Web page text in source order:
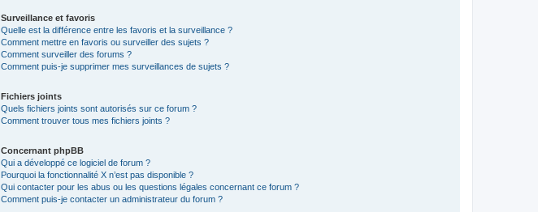
Surveillance et favoris
Quelle est la différence entre les favoris et la surveillance ?
Comment mettre en favoris ou surveiller des sujets ?
Comment surveiller des forums ?
Comment puis-je supprimer mes surveillances de sujets ?
Fichiers joints
Quels fichiers joints sont autorisés sur ce forum ?
Comment trouver tous mes fichiers joints ?
Concernant phpBB
Qui a développé ce logiciel de forum ?
Pourquoi la fonctionnalité X n’est pas disponible ?
Qui contacter pour les abus ou les questions légales concernant ce forum ?
Comment puis-je contacter un administrateur du forum ?